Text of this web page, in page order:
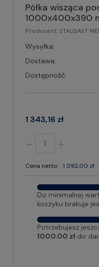
Półka wisząca
1000x400x390
Producent: STALGAST
Wysyłka:
Dostawa:
Dostępność:
1 343,16 zł
Cena netto: 1 092,00 zł
Do minimalnej
koszyku brakuje
Potrzebujesz
1000.00 zł do